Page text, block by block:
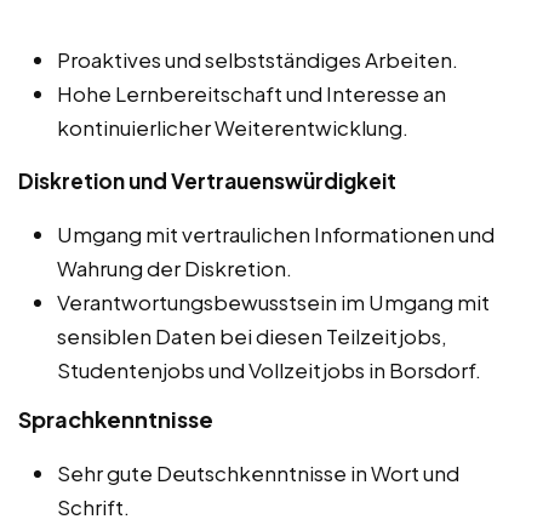
Proaktives und selbstständiges Arbeiten.
Hohe Lernbereitschaft und Interesse an
kontinuierlicher Weiterentwicklung.
Diskretion und Vertrauenswürdigkeit
Umgang mit vertraulichen Informationen und
Wahrung der Diskretion.
Verantwortungsbewusstsein im Umgang mit
sensiblen Daten bei diesen Teilzeitjobs,
Studentenjobs und Vollzeitjobs in Borsdorf.
Sprachkenntnisse
Sehr gute Deutschkenntnisse in Wort und
Schrift.